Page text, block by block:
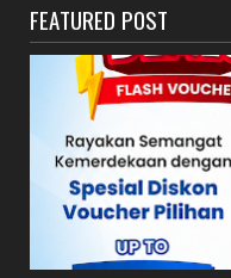
Bersama
Saat Amal
FEATURED POST